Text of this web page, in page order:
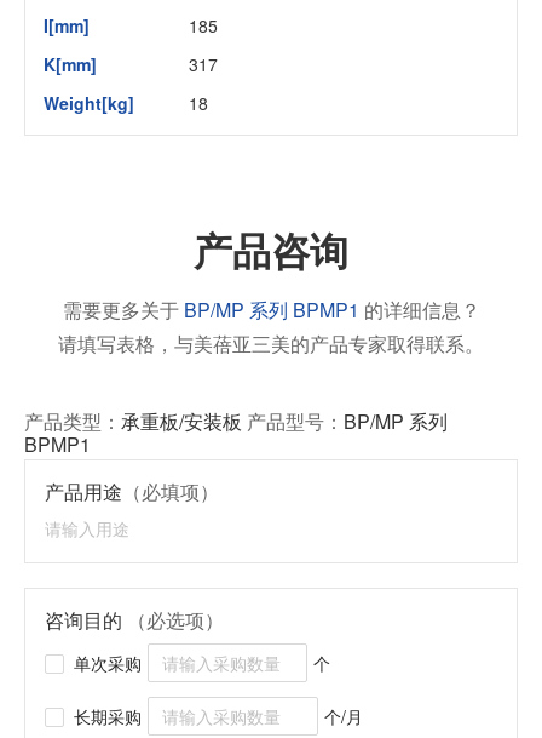
I[mm]
185
K[mm]
317
Weight[kg]
18
产品咨询
需要更多关于 BP/MP 系列 BPMP1 的详细信息？
请填写表格，与美蓓亚三美的产品专家取得联系。
产品类型： 承重板/安装板 产品型号： BP/MP 系列
BPMP1
产品用途 （必填项）
咨询目的 （必选项）
单次采购 个
长期采购
个/月